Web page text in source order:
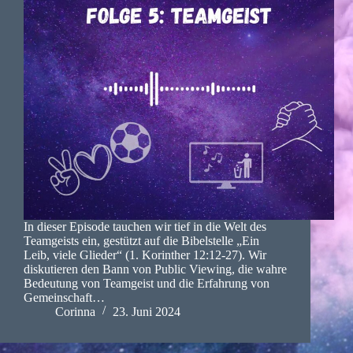
In dieser Episode tauchen wir tief in die Welt des
Teamgeists ein, gestützt auf die Bibelstelle „Ein
Leib, viele Glieder“ (1. Korinther 12:12-27). Wir
diskutieren den Bann von Public Viewing, die wahre
Bedeutung von Teamgeist und die Erfahrung von
Gemeinschaft…
Corinna
23. Juni 2024